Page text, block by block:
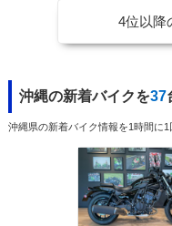
4位以降
沖縄の新着バイクを37
沖縄県の新着バイク情報を1時間に